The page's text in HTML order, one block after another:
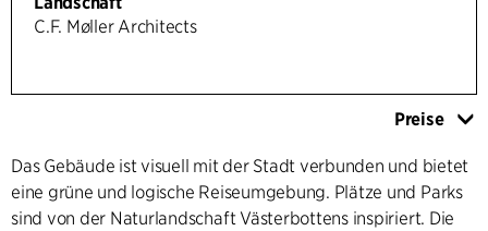
C.F. Møller Architects
Preise
Das Gebäude ist visuell mit der Stadt verbunden und bietet
eine grüne und logische Reiseumgebung. Plätze und Parks
sind von der Naturlandschaft Västerbottens inspiriert. Die